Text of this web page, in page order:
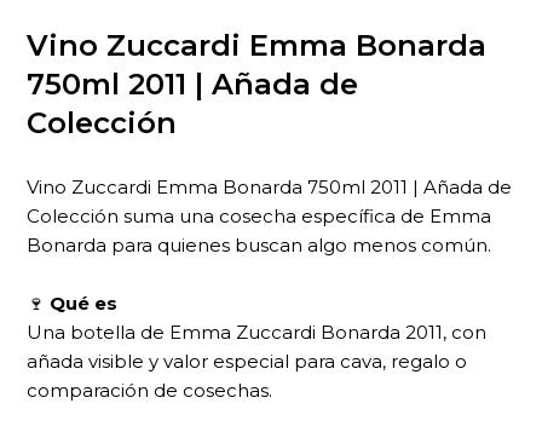
Vino Zuccardi Emma Bonarda
750ml 2011 | Añada de
Colección
Vino Zuccardi Emma Bonarda 750ml 2011 | Añada de
Colección suma una cosecha específica de Emma
Bonarda para quienes buscan algo menos común.
🍷 Qué es
Una botella de Emma Zuccardi Bonarda 2011, con
añada visible y valor especial para cava, regalo o
comparación de cosechas.